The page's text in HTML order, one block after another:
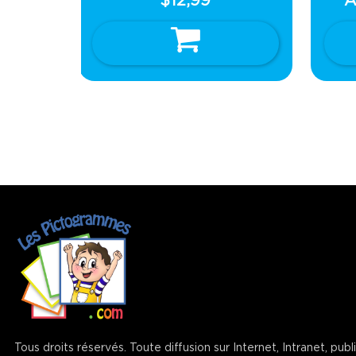
Ajouter au panier
Tous droits réservés. Toute diffusion sur Internet, Intranet,